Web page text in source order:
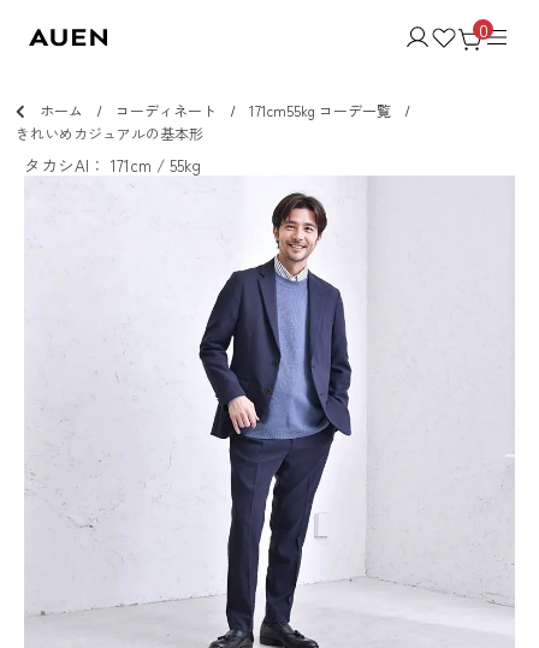
0
ホーム コーディネート
171cm55kg コーデ一覧
きれいめカジュアルの基本形
タカシAI： 171cm / 55kg